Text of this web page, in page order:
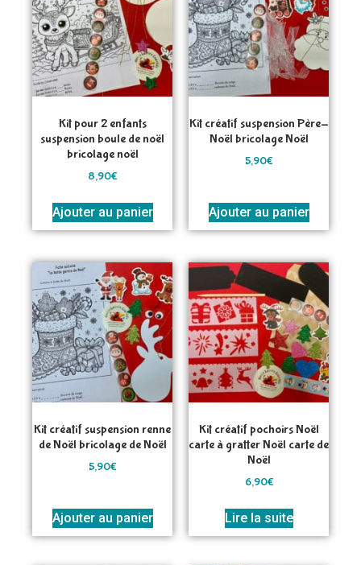
Kit pour 2 enfants
suspension boule de noël
bricolage noël
8,90€
Ajouter au panier
Kit créatif suspension Père-
Noël bricolage Noël
5,90€
Ajouter au panier
Kit créatif suspension renne
de Noël bricolage de Noël
5,90€
Ajouter au panier
Kit créatif pochoirs Noël
carte à gratter Noël carte de
Noël
6,90€
Lire la suite